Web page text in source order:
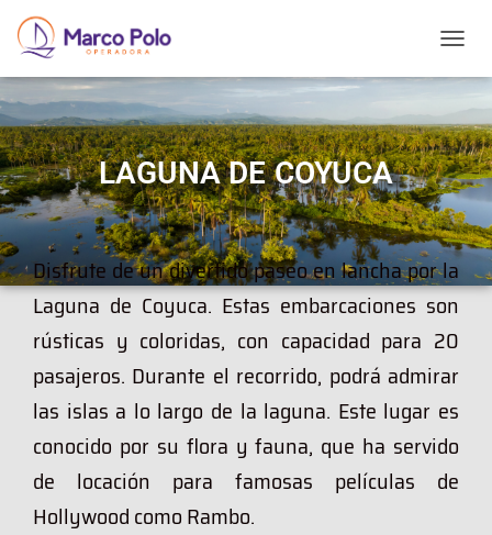
O
L
E
N
A
V
I
G
A
T
O
LAGUNA DE COYUCA
Disfrute de un divertido paseo en lancha por la
Laguna de Coyuca. Estas embarcaciones son
rústicas y coloridas, con capacidad para 20
pasajeros. Durante el recorrido, podrá admirar
las islas a lo largo de la laguna. Este lugar es
conocido por su flora y fauna, que ha servido
de locación para famosas películas de
Hollywood como Rambo.